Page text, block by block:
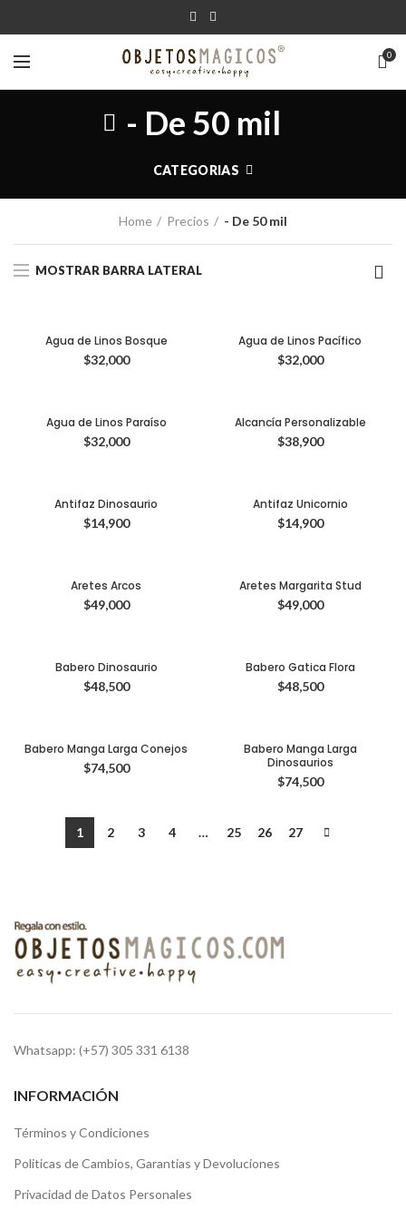
0
- De 50 mil
CATEGORIAS
Home Precios - De 50 mil
MOSTRAR BARRA LATERAL
Agua de Linos Bosque
$32,000
Agua de Linos Pacífico
$32,000
Agua de Linos Paraíso
$32,000
Alcancía Personalizable
$38,900
Antifaz Dinosaurio
$14,900
Antifaz Unicornio
$14,900
Aretes Arcos
$49,000
Aretes Margarita Stud
$49,000
Babero Dinosaurio
$48,500
Babero Gatica Flora
$48,500
Babero Manga Larga Conejos
$74,500
Babero Manga Larga
Dinosaurios
$74,500
1 2 3 4 … 25 26 27
Whatsapp: (+57) 305 331 6138
INFORMACIÓN
Términos y Condiciones
Politicas de Cambios, Garantias y Devoluciones
Privacidad de Datos Personales